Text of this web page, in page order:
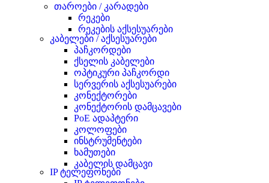
თაროები / კარადები
რეკები
რეკების აქსესუარები
კაბელები / აქსესუარები
პაჩკორდები
ქსელის კაბელები
ოპტიკური პაჩკორდი
სერვერის აქსესუარები
კონექტორები
კონექტორის დამცავები
PoE ადაპტერი
კოლოფები
ინსტრუმენტები
ხამუთები
კაბელის დამცავი
IP ტელეფონები